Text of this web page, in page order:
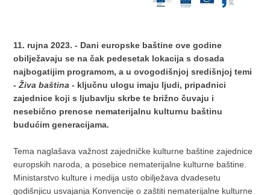
11. rujna 2023. - Dani europske baštine ove godine
obilježavaju se na čak pedesetak lokacija s dosada
najbogatijim programom, a u ovogodišnjoj središnjoj temi
-Živa baština - ključnu ulogu imaju ljudi, pripadnici
zajednice koji s ljubavlju skrbe te brižno čuvaju i
nesebično prenose nematerijalnu kulturnu baštinu
budućim generacijama.
Tema naglašava važnost zajedničke kulturne baštine zajednice
europskih naroda, a posebice nematerijalne kulturne baštine.
Ministarstvo kulture i medija usto obilježava dvadesetu
godišnjicu usvajanja Konvencije o zaštiti nematerijalne kulturne